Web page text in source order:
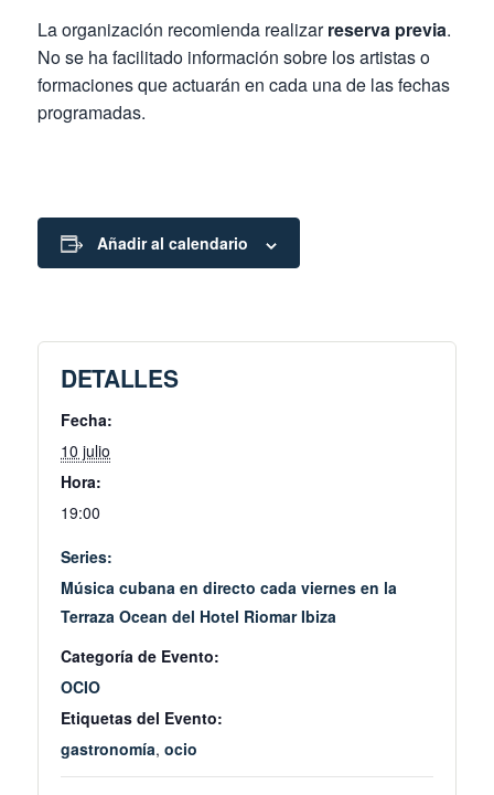
La organización recomienda realizarreserva previa.
No se ha facilitado información sobre los artistas o
formaciones que actuarán en cada una de las fechas
programadas.
Añadir al calendario
DETALLES
Fecha:
10 julio
Hora:
19:00
Series:
Música cubana en directo cada viernes en la
Terraza Ocean del Hotel Riomar Ibiza
Categoría de Evento:
OCIO
Etiquetas del Evento:
gastronomía, ocio